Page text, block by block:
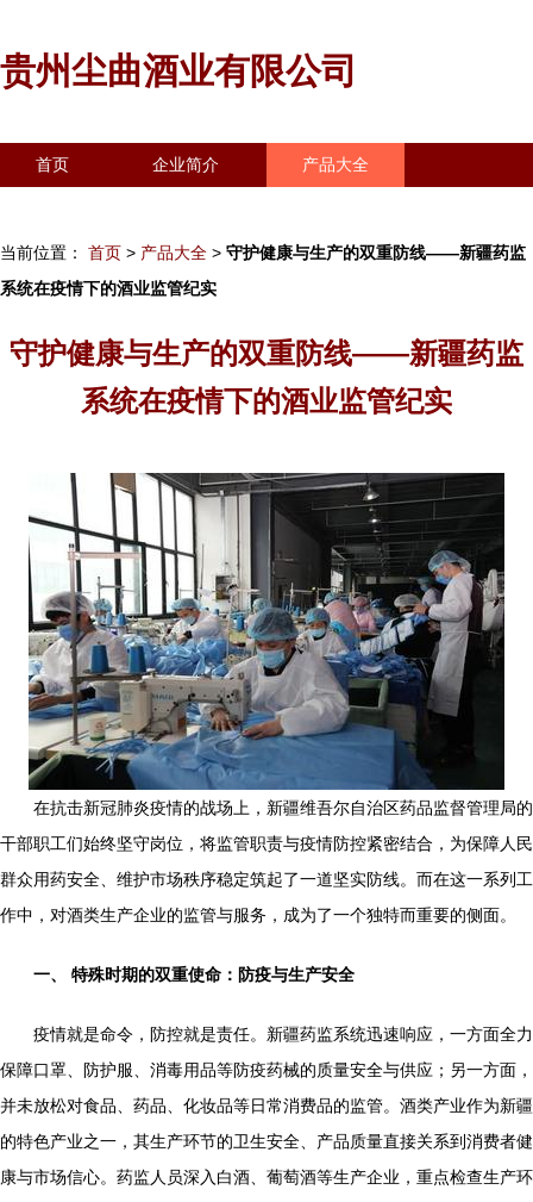
贵州尘曲酒业有限公司
首页 企业简介 产品大全
当前位置： 首页 > 产品大全 > 守护健康与生产的双重防线——新疆药监
系统在疫情下的酒业监管纪实
守护健康与生产的双重防线——新疆药监
系统在疫情下的酒业监管纪实
在抗击新冠肺炎疫情的战场上，新疆维吾尔自治区药品监督管理局的
干部职工们始终坚守岗位，将监管职责与疫情防控紧密结合，为保障人民
群众用药安全、维护市场秩序稳定筑起了一道坚实防线。而在这一系列工
作中，对酒类生产企业的监管与服务，成为了一个独特而重要的侧面。
一、 特殊时期的双重使命：防疫与生产安全
疫情就是命令，防控就是责任。新疆药监系统迅速响应，一方面全力
保障口罩、防护服、消毒用品等防疫药械的质量安全与供应；另一方面，
并未放松对食品、药品、化妆品等日常消费品的监管。酒类产业作为新疆
的特色产业之一，其生产环节的卫生安全、产品质量直接关系到消费者健
康与市场信心。药监人员深入白酒、葡萄酒等生产企业，重点检查生产环